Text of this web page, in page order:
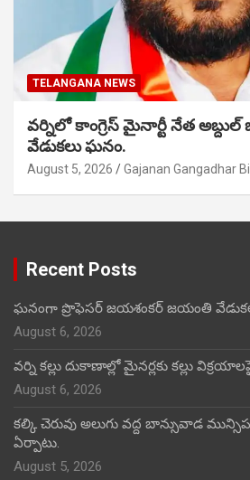
TELANGANA NEWS
వర్నిలో కాంగ్రెస్ మైనార్టీ నేత
వేడుకలు ఘనం.
August 5, 2026 Gajanan Gangadhar
Recent Posts
ఘనంగా ప్రొఫెసర్ జయశంకర్ జయంతి
August 6, 2026
వర్ని కల్లు దుకాణాల్లో మైనర్లకు కల్లు
August 6, 2026
కల్కి చెరువు అలుగు వద్ద బాన్సువాడ
ఏర్పాటు.
August 5, 2026